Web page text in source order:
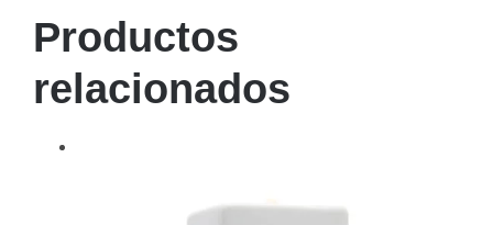
Productos
relacionados